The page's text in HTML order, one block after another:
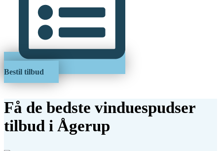
Bestil tilbud
Få de bedste vinduespudser
tilbud i Ågerup